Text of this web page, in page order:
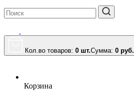
Кол.во товаров: 0 шт.Сумма: 0 руб.
Корзина